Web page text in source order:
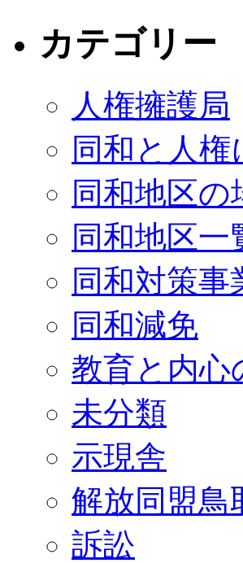
カテゴリー
人権擁護局
同和と人
同和地区
同和地区一
同和対策
同和減免
教育と内心
未分類
示現舎
解放同盟鳥
訴訟